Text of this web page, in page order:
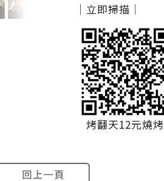
｜立即掃描｜
烤翻天12元燒烤